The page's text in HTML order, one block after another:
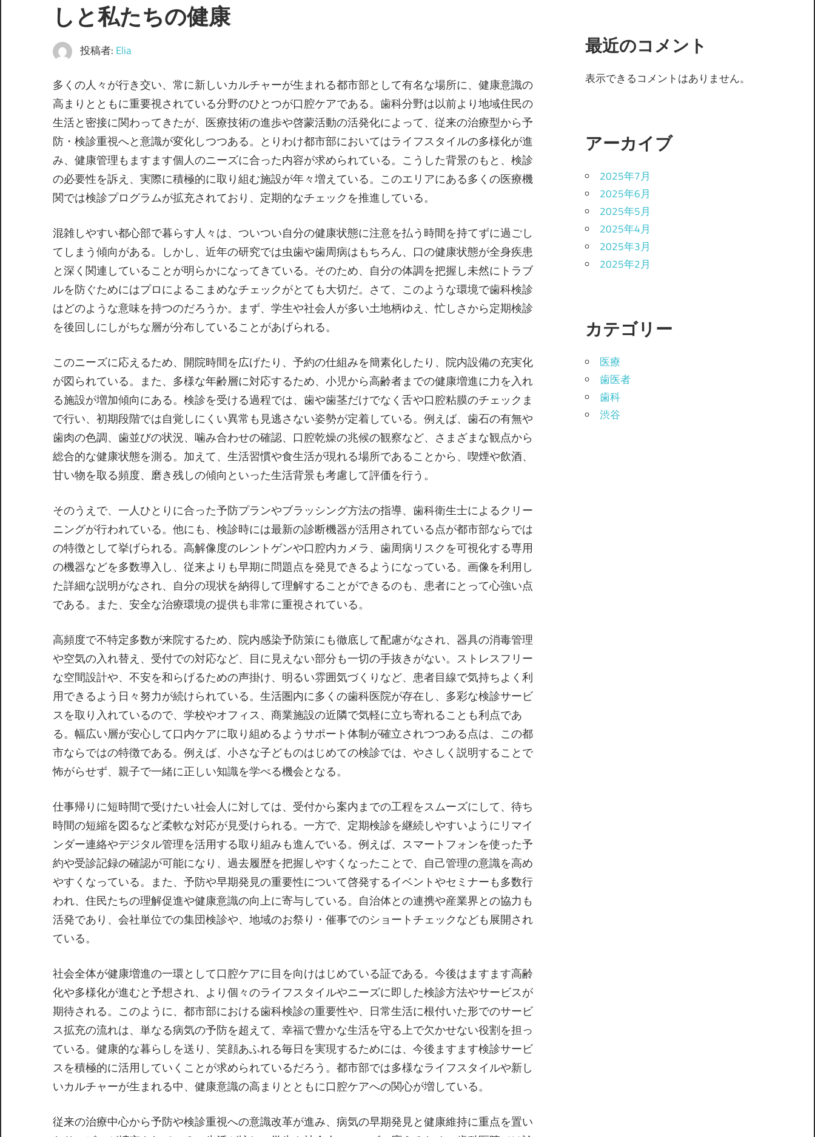
しと私たちの健康
投稿者: Elia
多くの人々が行き交い、常に新しいカルチャーが生まれる都市部として有名な場所に、健康意識の
高まりとともに重要視されている分野のひとつが口腔ケアである。 歯科分野は以前より地域住民の
生活と密接に関わってきたが、医療技術の進歩や啓蒙活動の活発化によって、従来の治療型から予
防・検診重視へと意識が変化しつつある。とりわけ都市部においてはライフスタイルの多様化が進
み、健康管理もますます個人のニーズに合った内容が求められている。こうした背景のもと、検診
の必要性を訴え、実際に積極的に取り組む施設が年々増えている。このエリアにある多くの医療機
関では検診プログラムが拡充されており、定期的なチェックを推進している。
混雑しやすい都心部で暮らす人々は、ついつい自分の健康状態に注意を払う時間を持てずに過ごし
てしまう傾向がある。しかし、近年の研究では虫歯や歯周病はもちろん、口の健康状態が全身疾患
と深く関連していることが明らかになってきている。そのため、自分の体調を把握し未然にトラブ
ルを防ぐためにはプロによるこまめなチェックがとても大切だ。さて、このような環境で歯科検診
はどのような意味を持つのだろうか。まず、学生や社会人が多い土地柄ゆえ、忙しさから定期検診
を後回しにしがちな層が分布していることがあげられる。
このニーズに応えるため、開院時間を広げたり、予約の仕組みを簡素化したり、院内設備の充実化
が図られている。また、多様な年齢層に対応するため、小児から高齢者までの健康増進に力を入れ
る施設が増加傾向にある。検診を受ける過程では、歯や歯茎だけでなく舌や口腔粘膜のチェックま
で行い、初期段階では自覚しにくい異常も見逃さない姿勢が定着している。例えば、歯石の有無や
歯肉の色調、歯並びの状況、噛み合わせの確認、口腔乾燥の兆候の観察など、さまざまな観点から
総合的な健康状態を測る。加えて、生活習慣や食生活が現れる場所であることから、喫煙や飲酒、
甘い物を取る頻度、磨き残しの傾向といった生活背景も考慮して評価を行う。
そのうえで、一人ひとりに合った予防プランやブラッシング方法の指導、歯科衛生士によるクリー
ニングが行われている。他にも、検診時には最新の診断機器が活用されている点が都市部ならでは
の特徴として挙げられる。高解像度のレントゲンや口腔内カメラ、歯周病リスクを可視化する専用
の機器などを多数導入し、従来よりも早期に問題点を発見できるようになっている。画像を利用し
た詳細な説明がなされ、自分の現状を納得して理解することができるのも、患者にとって心強い点
である。また、安全な治療環境の提供も非常に重視されている。
高頻度で不特定多数が来院するため、院内感染予防策にも徹底して配慮がなされ、器具の消毒管理
や空気の入れ替え、受付での対応など、目に見えない部分も一切の手抜きがない。ストレスフリー
な空間設計や、不安を和らげるための声掛け、明るい雰囲気づくりなど、患者目線で気持ちよく利
用できるよう日々努力が続けられている。生活圏内に多くの歯科医院が存在し、多彩な検診サービ
スを取り入れているので、学校やオフィス、商業施設の近隣で気軽に立ち寄れることも利点であ
る。幅広い層が安心して口内ケアに取り組めるようサポート体制が確立されつつある点は、この都
市ならではの特徴である。例えば、小さな子どものはじめての検診では、やさしく説明することで
怖がらせず、親子で一緒に正しい知識を学べる機会となる。
仕事帰りに短時間で受けたい社会人に対しては、受付から案内までの工程をスムーズにして、待ち
時間の短縮を図るなど柔軟な対応が見受けられる。一方で、定期検診を継続しやすいようにリマイ
ンダー連絡やデジタル管理を活用する取り組みも進んでいる。例えば、スマートフォンを使った予
約や受診記録の確認が可能になり、過去履歴を把握しやすくなったことで、自己管理の意識を高め
やすくなっている。また、予防や早期発見の重要性について啓発するイベントやセミナーも多数行
われ、住民たちの理解促進や健康意識の向上に寄与している。自治体との連携や産業界との協力も
活発であり、会社単位での集団検診や、地域のお祭り・催事でのショートチェックなども展開され
ている。
社会全体が健康増進の一環として口腔ケアに目を向けはじめている証である。今後はますます高齢
化や多様化が進むと予想され、より個々のライフスタイルやニーズに即した検診方法やサービスが
期待される。このように、都市部における歯科検診の重要性や、日常生活に根付いた形でのサービ
ス拡充の流れは、単なる病気の予防を超えて、幸福で豊かな生活を守る上で欠かせない役割を担っ
ている。健康的な暮らしを送り、笑顔あふれる毎日を実現するためには、今後ますます検診サービ
スを積極的に活用していくことが求められているだろう。都市部では多様なライフスタイルや新し
いカルチャーが生まれる中、健康意識の高まりとともに口腔ケアへの関心が増している。
従来の治療中心から予防や検診重視への意識改革が進み、病気の早期発見と健康維持に重点を置い
最近のコメント
表示できるコメントはありません。
アーカイブ
2025年7月
2025年6月
2025年5月
2025年4月
2025年3月
2025年2月
カテゴリー
医療
歯医者
歯科
渋谷